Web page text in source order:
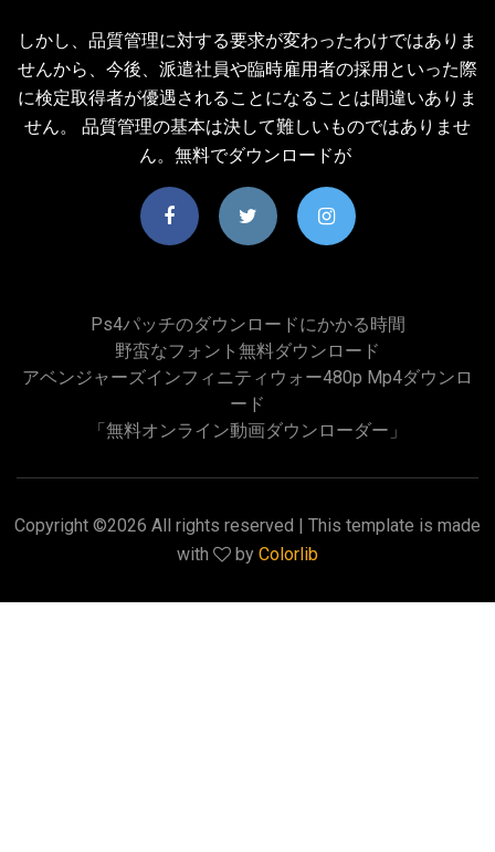
しかし、品質管理に対する要求が変わったわけではありま
せんから、今後、派遣社員や臨時雇用者の採用といった際
に検定取得者が優遇されることになることは間違いありま
せん。 品質管理の基本は決して難しいものではありませ
ん。無料でダウンロードが
Ps4パッチのダウンロードにかかる時間
野蛮なフォント無料ダウンロード
アベンジャーズインフィニティウォー480p Mp4ダウンロ
ード
「無料オンライン動画ダウンローダー」
Copyright ©2026 All rights reserved | This template is made
with
by Colorlib